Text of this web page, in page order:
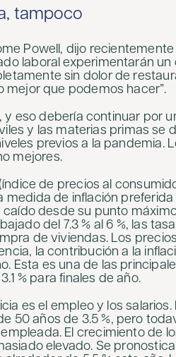
tampoco
Powell, dijo
laboral experimentarán
sin dolor de
mejor que podemos hacer”.
eso debería continuar por
y las materias primas se
previos a la pandemia.
mejores.
de precios al
medida de inflación preferida
caído desde su punto
del 7.3 % al 6 %, las
de viviendas. Los
la contribución a la
Esta es una de las
% para finales de año.
es el empleo y los
50 años de 3.5 %, pero
El crecimiento de
elevado. Se